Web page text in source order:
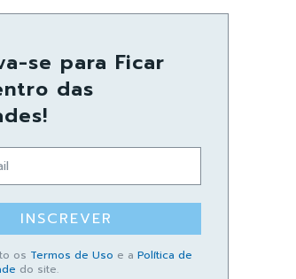
se para Ficar
das
INSCREVER
os Termos de Uso e a Política de
do site.